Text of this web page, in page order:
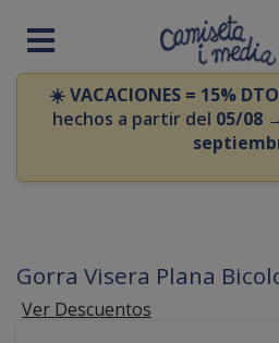
☀️VACACIONES = 15%
hechos a partir del 05/08→
Gorra Visera Plana
Ver Descuentos